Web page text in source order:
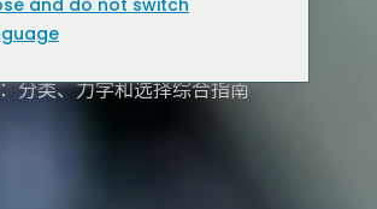
分类、力学和选择综合指南
and do not switch